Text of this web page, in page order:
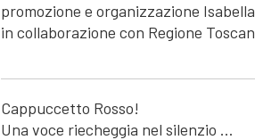
promozione e organizzazione
in collaborazione con Regione
Cappuccetto Rosso!
Una voce riecheggia nel silenzio …